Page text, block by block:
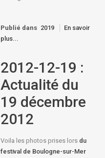
Publié dans 2019
En savoir
plus...
2012-12-19 :
Actualité du
19 décembre
2012
Voila les photos prises lors du
festival de Boulogne-sur-Mer